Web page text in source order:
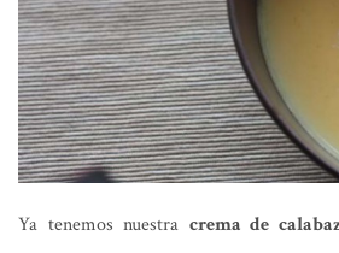
Ya tenemos nuestra crema de